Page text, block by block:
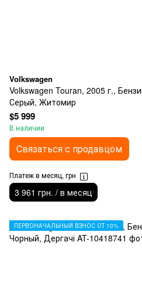
Volkswagen
Volkswagen Touran, 2005 г.,
Серый, Житомир
$5 999
В наличии
Связаться с продавцом
Платеж в месяц, грн
3 961 грн. / в месяц
ПЕРВОНАЧАЛЬНЫЙ ВЗНОС ОТ 10%